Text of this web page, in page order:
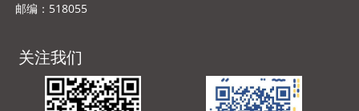
邮编：518055
关注我们